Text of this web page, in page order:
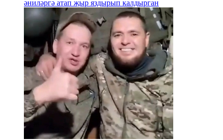
әниләргә атап җыр яздырып калдырган